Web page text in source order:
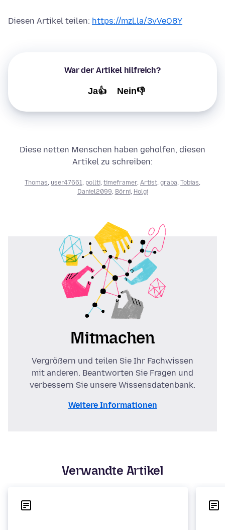
Diesen Artikel teilen: https://mzl.la/3vVeO8Y
War der Artikel hilfreich?
Ja👍 Nein👎
Diese netten Menschen haben geholfen, diesen
Artikel zu schreiben:
Thomas user47661 pollti timeframer, Artist graba Tobias
Daniel2099 Börni, Holgi
Mitmachen
Vergrößern und teilen Sie Ihr Fachwissen
mit anderen. Beantworten Sie Fragen und
verbessern Sie unsere Wissensdatenbank.
Weitere Informationen
Verwandte Artikel